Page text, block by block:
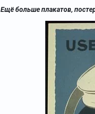
Ещё больше плакатов,